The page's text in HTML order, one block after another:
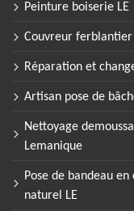
Peinture boiserie LE
Couvreur
Réparation et
Artisan pose de
Nettoyage
Lemanique
Pose de bandeau
naturel LE